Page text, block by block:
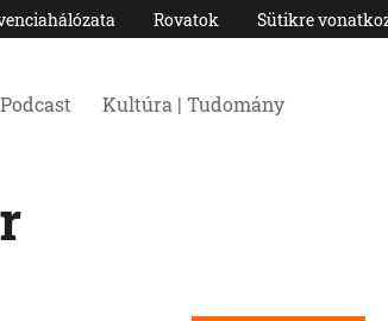
Rovatok Sütikre
Podcast Kultúra | Tudomány